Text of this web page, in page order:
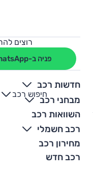
רוצים
פניה ב-WhatsApp
חדשות רכב
מבחני רכב
השוואות רכב
רכב חשמלי
מחירון רכב
רכב חדש
חיפוש רכב
+
-
ברק